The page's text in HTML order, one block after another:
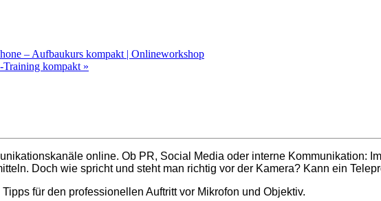
– Aufbaukurs kompakt | Onlineworkshop
kompakt »
online. Ob PR, Social Media oder interne Kommunikation:
Doch wie spricht und steht man richtig vor der Kamera? Kann ein
für den professionellen Auftritt vor Mikrofon und Objektiv.